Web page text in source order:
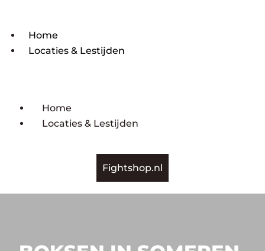
Home
Locaties & Lestijden
Home
Locaties & Lestijden
Fightshop.nl